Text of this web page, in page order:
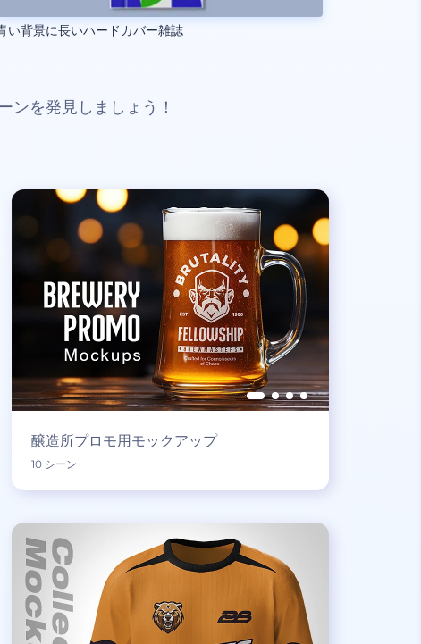
い背景に長いハードカバー雑誌
ンを発見しましょう！
醸造所プロモ用モックアップ
10 シーン